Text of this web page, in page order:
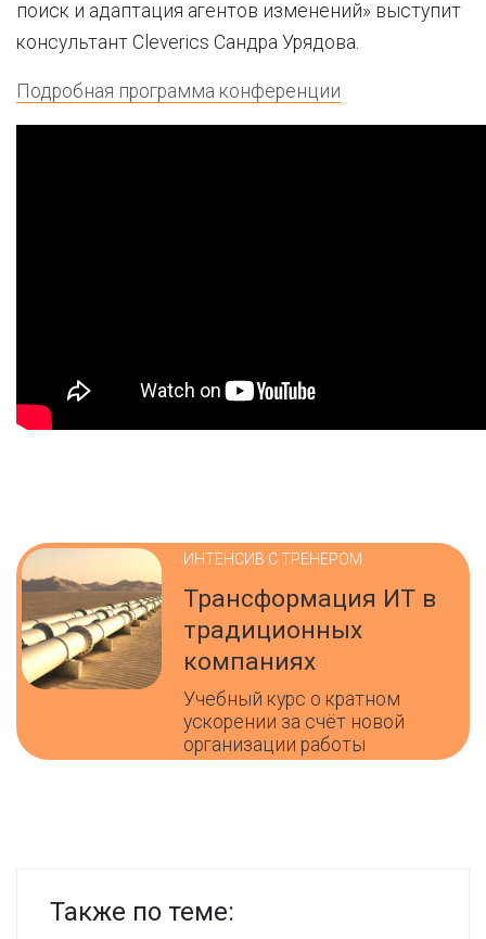
поиск и адаптация агентов изменений» выступит
консультант Cleverics Сандра Урядова.
Подробная программа конференции
ИНТЕНСИВ С ТРЕНЕРОМ
Трансформация ИТ в
традиционных
компаниях
Учебный курс о кратном
ускорении за счёт новой
организации работы
Также по теме: